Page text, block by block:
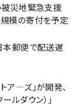
被災地緊急支援
模の寄付を予定
本郵便で配送遅
ア―ズ」が開発、
ルダウン）」